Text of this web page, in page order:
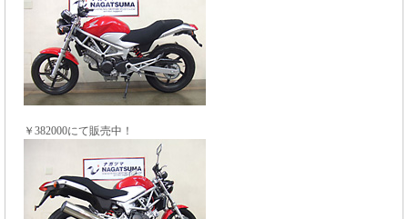
￥382000にて販売中！